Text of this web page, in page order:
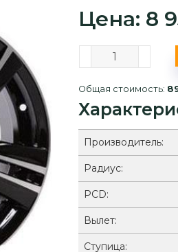
Цена: 8
Общая стоимость:
Производитель:
Радиус:
PCD:
Вылет:
Ступица: